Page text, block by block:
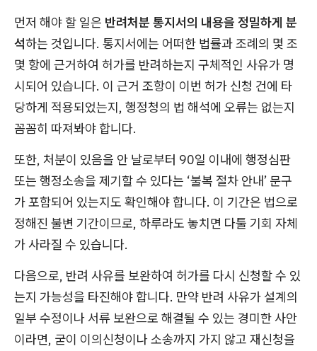
먼저 해야 할 일은 반려처분 통지서의 내용을 정밀하게 분
석하는 것입니다. 통지서에는 어떠한 법률과 조례의 몇 조
몇 항에 근거하여 허가를 반려하는지 구체적인 사유가 명
시되어 있습니다. 이 근거 조항이 이번 허가 신청 건에 타
당하게 적용되었는지, 행정청의 법 해석에 오류는 없는지
꼼꼼히 따져봐야 합니다.
또한, 처분이 있음을 안 날로부터 90일 이내에 행정심판
또는 행정소송을 제기할 수 있다는 ‘불복 절차 안내’ 문구
가 포함되어 있는지도 확인해야 합니다. 이 기간은 법으로
정해진 불변 기간이므로, 하루라도 놓치면 다툴 기회 자체
가 사라질 수 있습니다.
다음으로, 반려 사유를 보완하여 허가를 다시 신청할 수 있
는지 가능성을 타진해야 합니다. 만약 반려 사유가 설계의
일부 수정이나 서류 보완으로 해결될 수 있는 경미한 사안
이라면, 굳이 이의신청이나 소송까지 가지 않고 재신청을